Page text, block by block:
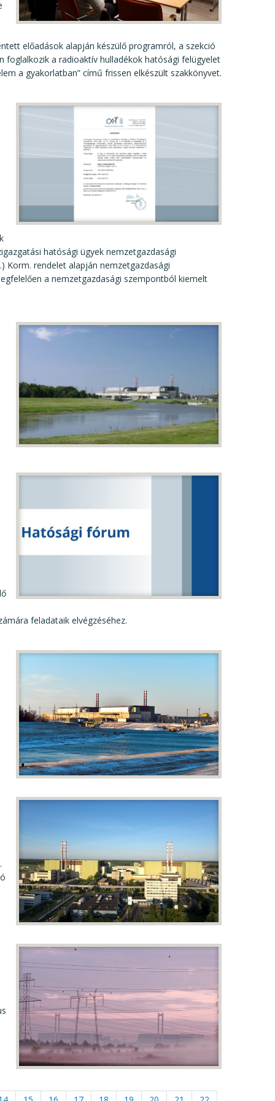
előadások alapján készülő programról, a szekció
foglalkozik a radioaktív hulladékok hatósági felügyelet
a gyakorlatban” című frissen elkészült szakkönyvet.
hatósági ügyek nemzetgazdasági
Korm. rendelet alapján nemzetgazdasági
a nemzetgazdasági szempontból kiemelt
feladataik elvégzéséhez.